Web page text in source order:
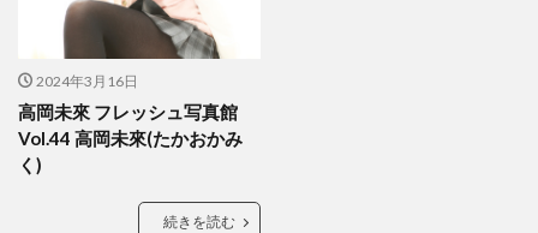
2024年3月16日
高岡未來 フレッシュ写真館
Vol.44 高岡未來(たかおかみ
く)
続きを読む